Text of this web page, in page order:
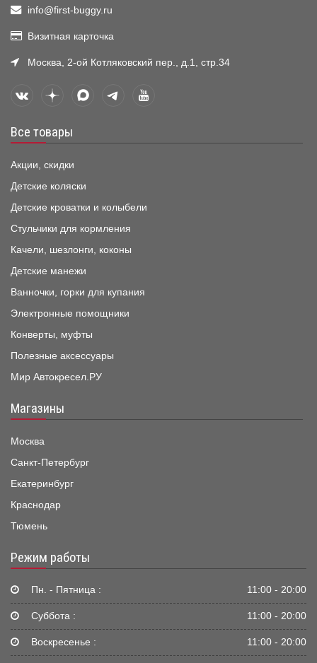
info@first-buggy.ru
Визитная карточка
Москва, 2-ой Котляковский пер., д.1, стр.34
Все товары
Акции, скидки
Детские коляски
Детские кроватки и колыбели
Стульчики для кормления
Качели, шезлонги, коконы
Детские манежи
Ванночки, горки для купания
Электронные помощники
Конверты, муфты
Полезные аксессуары
Мир Автокресел.РУ
Магазины
Москва
Санкт-Петербург
Екатеринбург
Краснодар
Тюмень
Режим работы
Пн. - Пятница : 11:00 - 20:00
Суббота : 11:00 - 20:00
Воскресенье : 11:00 - 20:00